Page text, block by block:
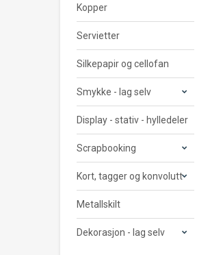
Kopper
Servietter
Silkepapir og cellofan
Smykke - lag selv
Display - stativ - hylledeler
Scrapbooking
Kort, tagger og konvolutt
Metallskilt
Dekorasjon - lag selv